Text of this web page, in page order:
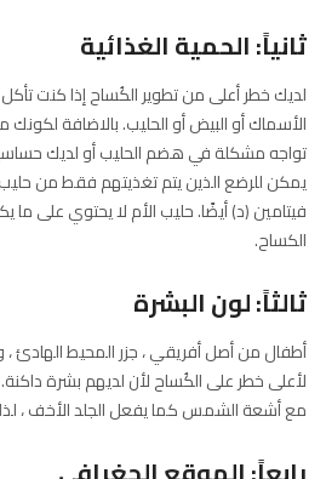
ثانياً: الحمية الغذائية
لديك خطر أعلى من تطوير الكُساح إذا كنت تأكل
الأسماك أو البيض أو الحليب. بالاضافة
تواجه مشكلة في هضم الحليب أو لديك
يمكن للرضع الذين يتم تغذيتهم فقط من
فيتامين (د) أيضًا. حليب الأم لا يحتوي على
الكساح.
ثالثاً: لون البشرة
أطفال من أصل أفريقي ، جزر المحيط الهادئ
لأعلى خطر على الكُساح لأن لديهم بشرة داكنة.
مع أشعة الشمس كما يفعل الجلد الأخف ،